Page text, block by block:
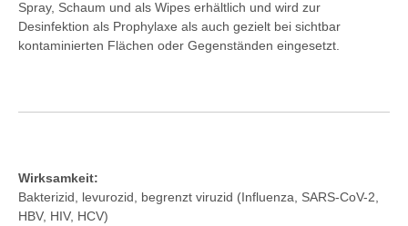
Spray, Schaum und als Wipes erhältlich und wird zur
Desinfektion als Prophylaxe als auch gezielt bei sichtbar
kontaminierten Flächen oder Gegenständen eingesetzt.
Wirksamkeit:
Bakterizid, levurozid, begrenzt viruzid (Influenza, SARS-CoV-2,
HBV, HIV, HCV)